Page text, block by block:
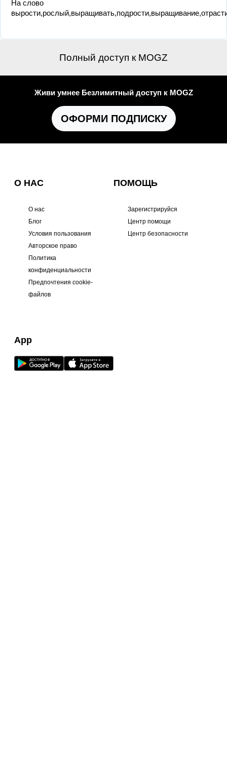
На слово
Полный доступ к MOGZ
Живи умнее Безлимитный доступ к MOGZ
ОФОРМИ ПОДПИСКУ
О НАС
О нас
Блог
Условия пользования
Авторское право
Политика
конфиденциальности
Предпочтения cookie-
файлов
ПОМОЩЬ
Зарегистрируйся
Центр помощи
Центр безопасности
App